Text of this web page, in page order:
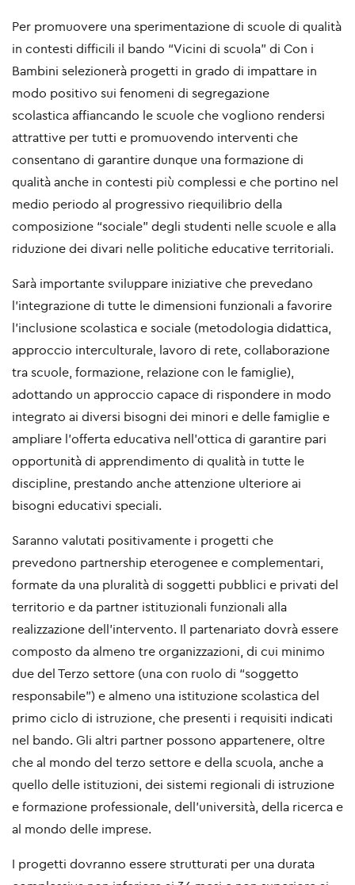
Per promuovere una sperimentazione di scuole di qualità
in contesti difficili il bando “Vicini di scuola” di Con i
Bambini selezionerà progetti in grado di impattare in
modo positivo sui fenomeni di segregazione
scolastica affiancando le scuole che vogliono rendersi
attrattive per tutti e promuovendo interventi che
consentano di garantire dunque una formazione di
qualità anche in contesti più complessi e che portino nel
medio periodo al progressivo riequilibrio della
composizione “sociale” degli studenti nelle scuole e alla
riduzione dei divari nelle politiche educative territoriali.
Sarà importante sviluppare iniziative che prevedano
l’integrazione di tutte le dimensioni funzionali a favorire
l’inclusione scolastica e sociale (metodologia didattica,
approccio interculturale, lavoro di rete, collaborazione
tra scuole, formazione, relazione con le famiglie),
adottando un approccio capace di rispondere in modo
integrato ai diversi bisogni dei minori e delle famiglie e
ampliare l’offerta educativa nell’ottica di garantire pari
opportunità di apprendimento di qualità in tutte le
discipline, prestando anche attenzione ulteriore ai
bisogni educativi speciali.
Saranno valutati positivamente i progetti che
prevedono partnership eterogenee e complementari,
formate da una pluralità di soggetti pubblici e privati del
territorio e da partner istituzionali funzionali alla
realizzazione dell’intervento. Il partenariato dovrà essere
composto da almeno tre organizzazioni, di cui minimo
due del Terzo settore (una con ruolo di “soggetto
responsabile”) e almeno una istituzione scolastica del
primo ciclo di istruzione, che presenti i requisiti indicati
nel bando. Gli altri partner possono appartenere, oltre
che al mondo del terzo settore e della scuola, anche a
quello delle istituzioni, dei sistemi regionali di istruzione
e formazione professionale, dell’università, della ricerca e
al mondo delle imprese.
I progetti dovranno essere strutturati per una durata